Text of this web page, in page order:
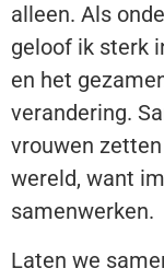
alleen. Als
geloof ik sterk
en het
verandering.
vrouwen
wereld, want
samenwerken.
Laten we